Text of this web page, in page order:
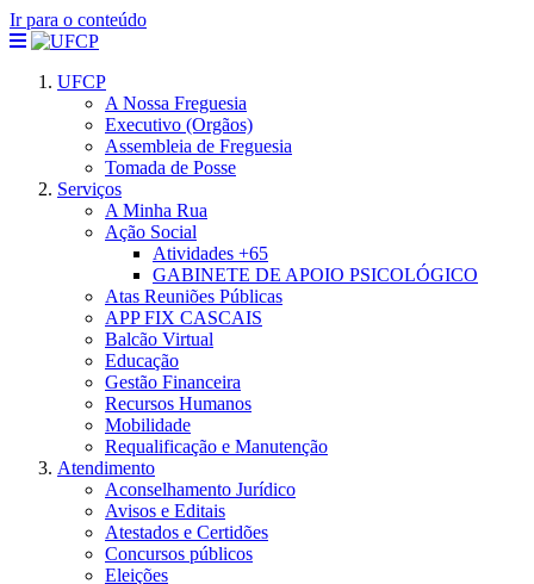
Ir para o conteúdo
UFCP
A Nossa Freguesia
Executivo (Orgãos)
Assembleia de Freguesia
Tomada de Posse
Serviços
A Minha Rua
Ação Social
Atividades +65
GABINETE DE APOIO PSICOLÓGICO
Atas Reuniões Públicas
APP FIX CASCAIS
Balcão Virtual
Educação
Gestão Financeira
Recursos Humanos
Mobilidade
Requalificação e Manutenção
Atendimento
Aconselhamento Jurídico
Avisos e Editais
Atestados e Certidões
Concursos públicos
Eleições